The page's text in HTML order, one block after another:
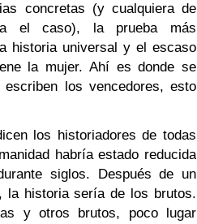
concretas (y cualquiera de
el caso), la prueba más
historia universal y el escaso
la mujer. Ahí es donde se
los vencedores, esto
los historiadores de todas
habría estado reducida
siglos. Después de un
la historia sería de los brutos.
y otros brutos, poco lugar